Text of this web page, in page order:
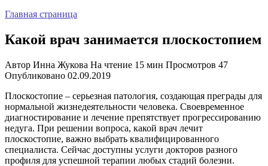
Главная страница
Какой врач занимается плоскостопием
Автор Инна Жукова На чтение 15 мин Просмотров 47
Опубликовано 02.09.2019
Плоскостопие – серьезная патология, создающая преграды для
нормальной жизнедеятельности человека. Своевременное
диагностирование и лечение препятствует прогрессированию
недуга. При решении вопроса, какой врач лечит
плоскостопие, важно выбрать квалифицированного
специалиста. Сейчас доступны услуги докторов разного
профиля для успешной терапии любых стадий болезни.